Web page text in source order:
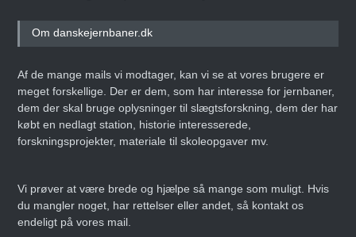
Om danskejernbaner.dk
Af de mange mails vi modtager, kan vi se at vores brugere er
meget forskellige. Der er dem, som har interesse for jernbaner,
dem der skal bruge oplysninger til slægtsforskning, dem der har
købt en nedlagt station, historie interesserede,
forskningsprojekter, materiale til skoleopgaver mv.
Vi prøver at være brede og hjælpe så mange som muligt. Hvis
du mangler noget, har rettelser eller andet, så kontakt os
endeligt på vores mail.